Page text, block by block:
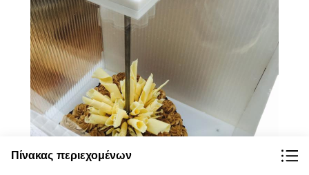
Πίνακας περιεχομένων